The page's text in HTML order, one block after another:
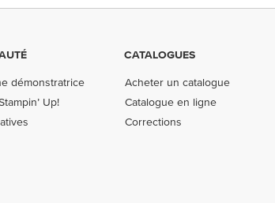
démonstratrice
Up!
CATALOGUES
Acheter un catalogue
Catalogue en ligne
Corrections